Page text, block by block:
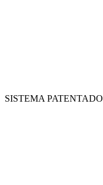
SISTEMA PATENTADO